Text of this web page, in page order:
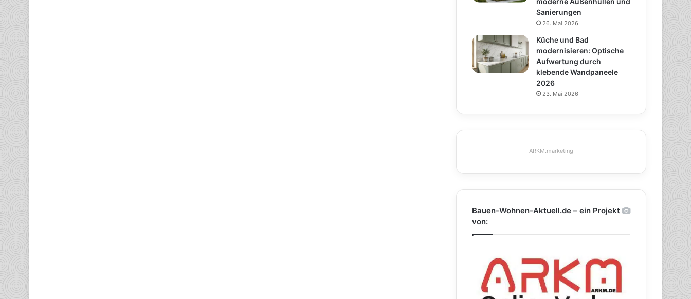
Sanierungen
26. Mai 2026
Küche und Bad
modernisieren: Optische
Aufwertung durch
klebende Wandpaneele
2026
23. Mai 2026
ARKM.marketing
Bauen-Wohnen-Aktuell.de – ein Projekt
von: